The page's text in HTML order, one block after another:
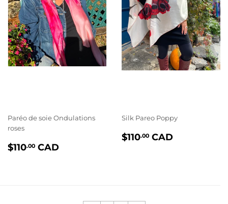
Paréo de soie Ondulations
roses
PRIX
$110.00 CAD
Silk Pareo Poppy
PRIX
$110.00 CAD